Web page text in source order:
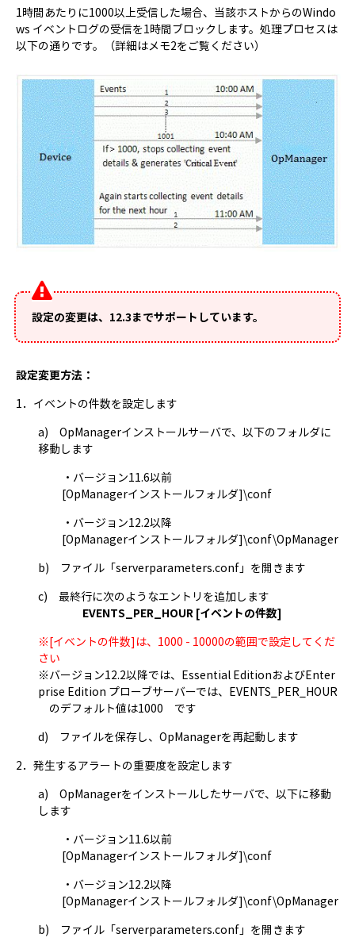
1時間あたりに1000以上受信した場合、当該ホストからのWindo
ws イベントログの受信を1時間ブロックします。処理プロセスは
以下の通りです。（詳細はメモ2をご覧ください）
設定の変更は、12.3までサポートしています。
設定変更方法：
1．イベントの件数を設定します
a) OpManagerインストールサーバで、以下のフォルダに
移動します
・バージョン11.6以前
[OpManagerインストールフォルダ]\conf
・バージョン12.2以降
[OpManagerインストールフォルダ]\conf\OpManager
b) ファイル「serverparameters.conf」を開きます
c) 最終行に次のようなエントリを追加します
EVENTS_PER_HOUR [イベントの件数]
※[イベントの件数]は、1000 - 10000の範囲で設定してくだ
さい
※バージョン12.2以降では、Essential EditionおよびEnter
prise Edition プローブサーバーでは、EVENTS_PER_HOUR
のデフォルト値は1000 です
d) ファイルを保存し、OpManagerを再起動します
2．発生するアラートの重要度を設定します
a) OpManagerをインストールしたサーバで、以下に移動
します
・バージョン11.6以前
[OpManagerインストールフォルダ]\conf
・バージョン12.2以降
[OpManagerインストールフォルダ]\conf\OpManager
b) ファイル「serverparameters.conf」を開きます